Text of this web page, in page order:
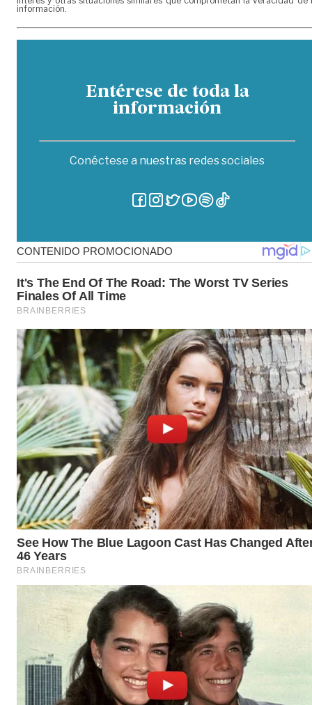
información.
Entérese de toda la
información
Conéctese a nuestras redes sociales